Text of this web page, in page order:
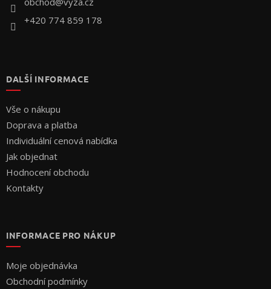
+420 774 859 178
DALŠÍ INFORMACE
Vše o nákupu
Doprava a platba
Individuální cenová nabídka
Jak objednat
Hodnocení obchodu
Kontakty
INFORMACE PRO NÁKUP
Moje objednávka
Obchodní podmínky